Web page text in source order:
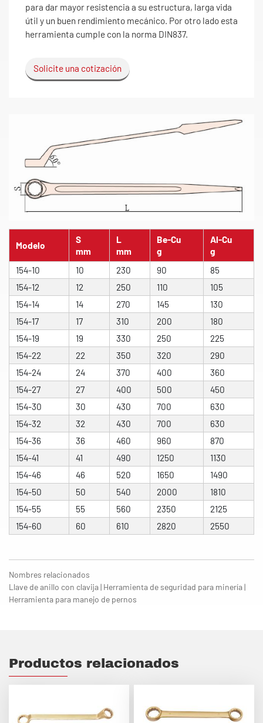
para dar mayor resistencia a su estructura, larga vida
útil y un buen rendimiento mecánico. Por otro lado esta
herramienta cumple con la norma DIN837.
Solicite una cotización
Modelo
S
mm
L
mm
Be-Cu
g
Al-Cu
g
154-10
10 230 90
85
154-12
12 250 110
105
154-14
14 270 145
130
154-17
17 310 200
180
154-19
19 330 250
225
154-22
22 350 320
290
154-24
24 370 400
360
154-27
27 400 500
450
154-30
30 430 700
630
154-32
32 430 700
630
154-36
36 460 960
870
154-41
41 490 1250
1130
154-46
46 520 1650
1490
154-50
50 540 2000
1810
154-55
55 560 2350
2125
154-60
60 610 2820 2550
Nombres relacionados
Llave de anillo con clavija | Herramienta de seguridad para minería |
Herramienta para manejo de pernos
Productos relacionados